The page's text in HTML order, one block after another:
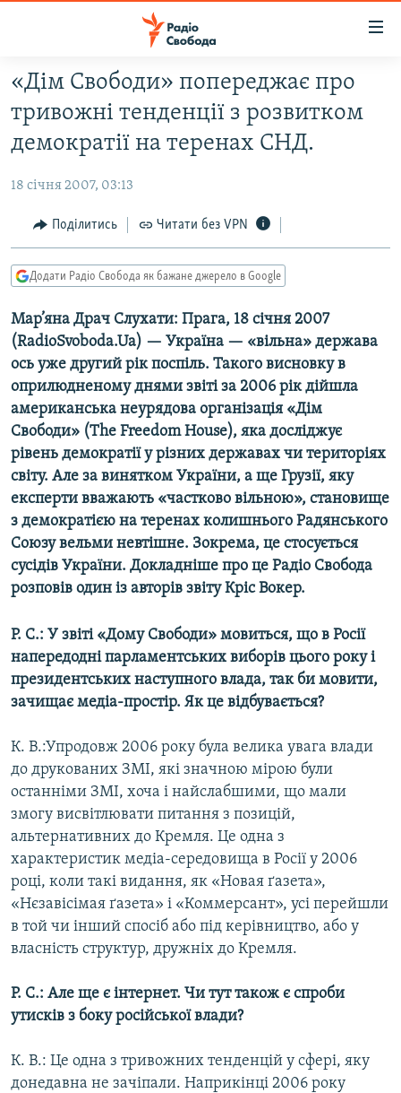
Перейти
основного
матеріалу
до
навігації
Перейти
до
РАДІО СВОБОДА – 70 РОКІВ
ВСЕ ЗА ДОБУ
ПОЛІТИКА
ЕКОНОМІКА
КУЛЬТУРА
СПОРТ
СВІТ
ВІЙНА
РОСІЙСЬКА «ФІЛЬТРАЦІЯ»
КРИМ.РЕАЛІЇ
ТИ ЯК?
СХЕМИ
КИТАЙ.ВИКЛИКИ
МУЛЬТИМЕДІА
ФОТО
СПЕЦПРОЄКТИ
ПОДКАСТИ
КРИМ РЕАЛІЇ
РУС
КТАТ
ДОЛУЧАЙСЯ!
Усі сайти RFE/RL
«Дім Свободи» попереджає про
тривожні тенденції з розвитком
демократії на теренах СНД.
18 січня 2007, 03:13
Поділитись Читати без VPN
Додати Радіо Свобода як бажане джерело в Google
Мар’яна Драч Слухати: Прага, 18 січня 2007
(RadioSvoboda.Ua) — Україна — «вільна» держава
ось уже другий рік поспіль. Такого висновку в
оприлюдненому днями звіті за 2006 рік дійшла
американська неурядова організація «Дім
Свободи» (The Freedom House), яка досліджує
рівень демократії у різних державах чи територіях
світу. Але за винятком України, а ще Грузії, яку
експерти вважають «частково вільною», становище
з демократією на теренах колишнього Радянського
Союзу вельми невтішне. Зокрема, це стосується
сусідів України. Докладніше про це Радіо Свобода
розповів один із авторів звіту Кріс Вокер.
Р. С.: У звіті «Дому Свободи» мовиться, що в Росії
напередодні парламентських виборів цього року і
президентських наступного влада, так би мовити,
зачищає медіа-простір. Як це відбувається?
К. В.:Упродовж 2006 року була велика увага влади
до друкованих ЗМІ, які значною мірою були
останніми ЗМІ, хоча і найслабшими, що мали
змогу висвітлювати питання з позицій,
альтернативних до Кремля. Це одна з
характеристик медіа-середовища в Росії у 2006
році, коли такі видання, як «Новая ґазета»,
«Нєзавісімая ґазета» і «Коммерсант», усі перейшли
в той чи інший спосіб або під керівництво, або у
власність структур, дружніх до Кремля.
Р. С.: Але ще є інтернет. Чи тут також є спроби
утисків з боку російської влади?
К. В.: Це одна з тривожних тенденцій у сфері, яку
донедавна не зачіпали. Наприкінці 2006 року